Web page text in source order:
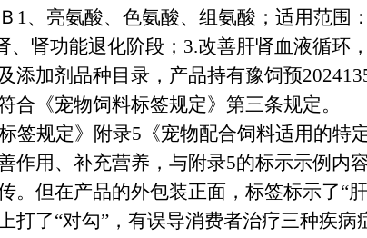
1、亮氨酸、色氨酸、组氨酸 ； 适用范围：
肾功能退化阶段；3.改善肝肾血液循环
添加剂品种目录，产品持有豫饲预
合《宠物饲料标签规定》第三条规定。
签规定》附录5《宠物配合饲料适用的特
作用、补充营养，与附录5的标示示例内
。但在产品的外包装正面， 标签标示了“
打了“对勾”，有误导消费者治疗三种疾